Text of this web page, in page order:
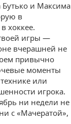
и Максима
в
хоккее.
игры —
вчерашней не
привычно
моменты
или
игрока.
ни недели не
с «Мачератой»,